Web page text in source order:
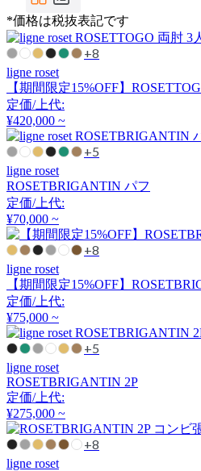
アリアケ
arper
アルペール
arrmet
アーメット
ART WORK STUDIO
アートワークスタジオ
artek
アルテック
Artemide
*価格は税抜表記です
+8
ligne roset
【期間限定15%OFF】
定価/上代:
¥420,000 ~
+5
ligne roset
ROSETBRIGANTIN パフ
定価/上代:
¥70,000 ~
+8
ligne roset
【期間限定15%OFF】
定価/上代:
¥75,000 ~
+5
ligne roset
ROSETBRIGANTIN 2P
定価/上代:
¥275,000 ~
+8
ligne roset